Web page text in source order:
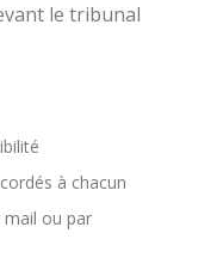
le tribunal
à chacun
mail ou par